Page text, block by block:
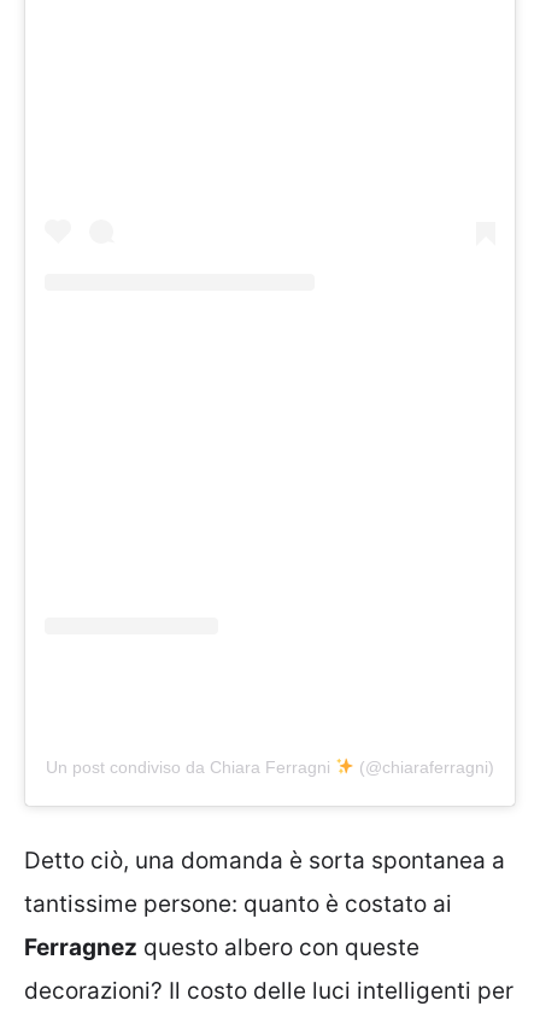
Un post condiviso da Chiara Ferragni (@chiaraferragni)
Detto ciò, una domanda è sorta spontanea a
tantissime persone: quanto è costato ai
Ferragnez questo albero con queste
decorazioni? Il costo delle luci intelligenti per